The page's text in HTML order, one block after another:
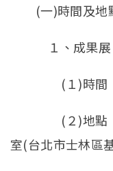
(一)時間及地
１、成果展
(１)時間：
(２)地點：銘
室(台北市士林區